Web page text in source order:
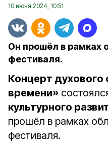
10 июня 2024, 10:51
Он прошёл в рамках
фестиваля.
Концерт
времени»
культурного
прошёл в рамках
фестиваля.